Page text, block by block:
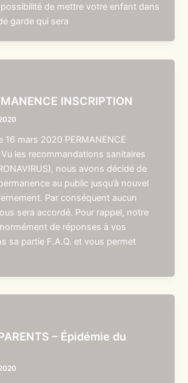
de mettre votre enfant dans
garde qui sera
INSCRIPTION
16 mars 2020 PERMANENCE
Vu les recommandations sanitaires
nous avons décidé de
au public jusqu’à nouvel
Par conséquent aucun
sera accordé. Pour rappel, notre
de réponses à vos
sa partie F.A.Q. et vous permet
– Épidémie du